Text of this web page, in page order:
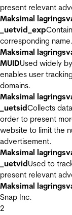
present relevant
Maksimal
_uetvid_exp
corresponding name.
Maksimal
MUIDUsed widely
enables user
domains.
Maksimal
_uetsidCollects
order to present
website to limit the
advertisement.
Maksimal
_uetvidUsed to
present relevant
Maksimal
Snap Inc.
2